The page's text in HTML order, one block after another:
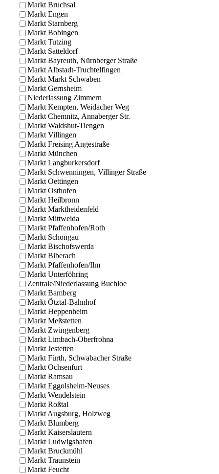
Markt Bruchsal
Markt Engen
Markt Starnberg
Markt Bobingen
Markt Tutzing
Markt Satteldorf
Markt Bayreuth, Nürnberger Straße
Markt Albstadt-Truchtelfingen
Markt Markt Schwaben
Markt Gernsheim
Niederlassung Zimmern
Markt Kempten, Weidacher Weg
Markt Chemnitz, Annaberger Str.
Markt Waldshut-Tiengen
Markt Villingen
Markt Freising Angestraße
Markt München
Markt Langburkersdorf
Markt Schwenningen, Villinger Straße
Markt Oettingen
Markt Osthofen
Markt Heilbronn
Markt Marktheidenfeld
Markt Mittweida
Markt Pfaffenhofen/Roth
Markt Schongau
Markt Bischofswerda
Markt Biberach
Markt Pfaffenhofen/Ilm
Markt Unterföhring
Zentrale/Niederlassung Buchloe
Markt Bamberg
Markt Ötztal-Bahnhof
Markt Heppenheim
Markt Meßstetten
Markt Zwingenberg
Markt Limbach-Oberfrohna
Markt Jestetten
Markt Fürth, Schwabacher Straße
Markt Ochsenfurt
Markt Ramsau
Markt Eggolsheim-Neuses
Markt Wendelstein
Markt Roßtal
Markt Augsburg, Holzweg
Markt Blumberg
Markt Kaiserslautern
Markt Ludwigshafen
Markt Bruckmühl
Markt Traunstein
Markt Feucht